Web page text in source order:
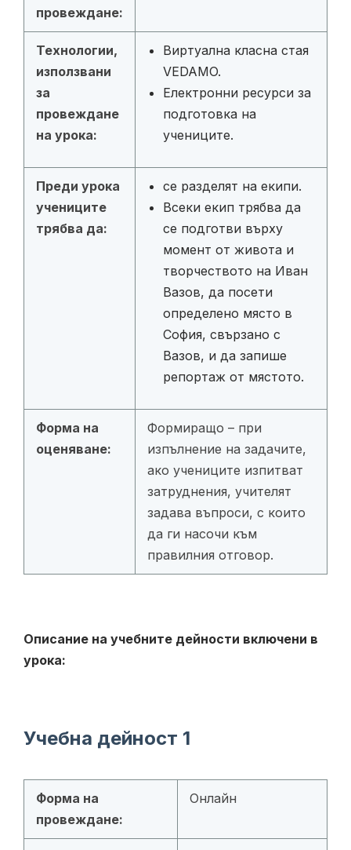
провеждане:
Технологии,
използвани
за
провеждане
на урока:
Виртуална класна стая
VEDAMO.
Електронни ресурси за
подготовка на
учениците.
Преди урока
учениците
трябва да:
се разделят на екипи.
Всеки екип трябва да
се подготви върху
момент от живота и
творчеството на Иван
Вазов, да посети
определено място в
София, свързано с
Вазов, и да запише
репортаж от мястото.
Форма на
оценяване:
Формиращо – при
изпълнение на задачите,
ако учениците изпитват
затруднения, учителят
задава въпроси, с които
да ги насочи към
правилния отговор.
Описание на учебните дейности включени в
урока:
Учебна дейност 1
Форма на
провеждане:
Онлайн